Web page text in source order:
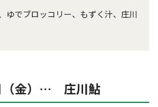
ゆでブロッコリー、もずく汁、庄川
（金）… 庄川鮎